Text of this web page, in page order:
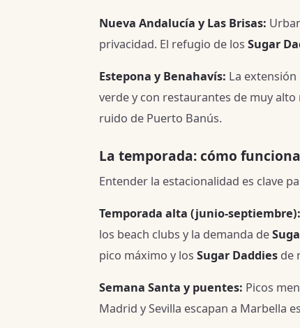
Nueva Andalucía y Las Brisas:
privacidad. El refugio de los Sugar
Estepona y Benahavís: La
verde y con restaurantes de muy
ruido de Puerto Banús.
La temporada: cómo
Entender la estacionalidad es clave
Temporada alta (junio-septiembre):
los beach clubs y la demanda de
pico máximo y los Sugar Daddies de
Semana Santa y puentes: Picos
Madrid y Sevilla escapan a Marbella